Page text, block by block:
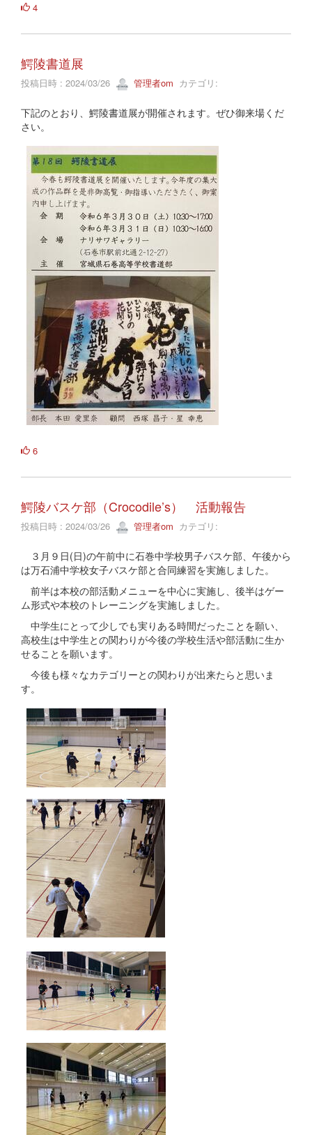
4
鰐陵書道展
投稿日時 : 2024/03/26 管理者om カテゴリ:
下記のとおり、鰐陵書道展が開催されます。ぜひ御来場くだ
さい。
6
鰐陵バスケ部（Crocodile’s） 活動報告
投稿日時 : 2024/03/26 管理者om カテゴリ:
３月９日(日)の午前中に石巻中学校男子バスケ部、午後から
は万石浦中学校女子バスケ部と合同練習を実施しました。
前半は本校の部活動メニューを中心に実施し、後半はゲー
ム形式や本校のトレーニングを実施しました。
中学生にとって少しでも実りある時間だったことを願い、
高校生は中学生との関わりが今後の学校生活や部活動に生か
せることを願います。
今後も様々なカテゴリーとの関わりが出来たらと思いま
す。